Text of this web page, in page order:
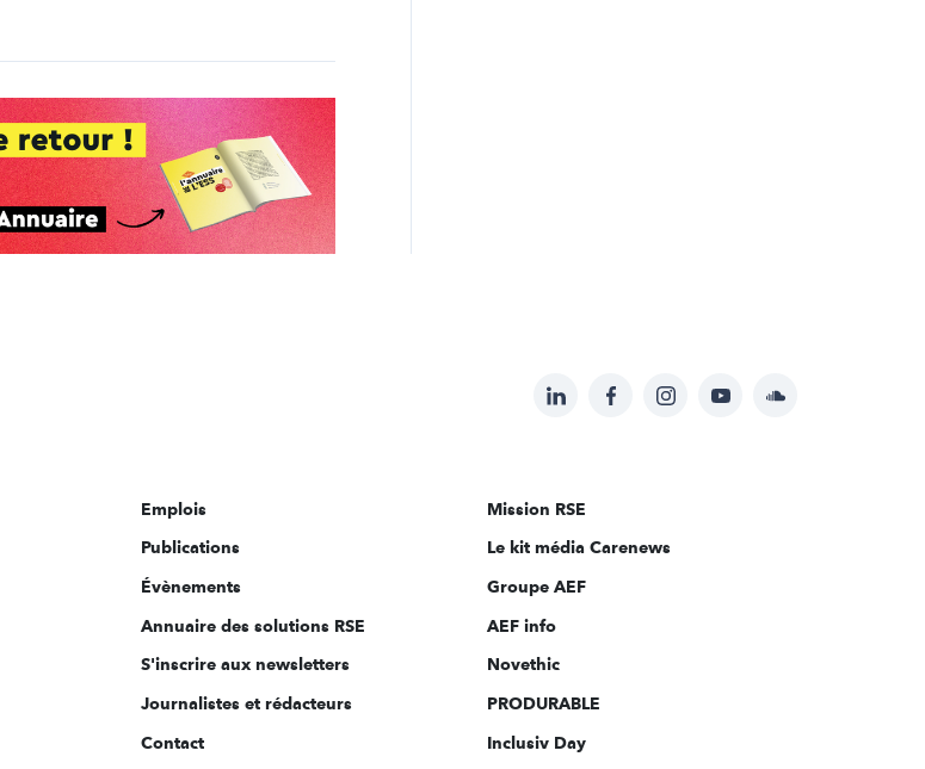
Suivez-
sur:
LinkedInFacebookInstagramYouTubeSoundcloud
Emplois
Publications
Évènements
Annuaire des solutions RSE
S'inscrire aux newsletters
Journalistes et rédacteurs
Contact
Mission RSE
Le kit média Carenews
Groupe AEF
AEF info
Novethic
PRODURABLE
Inclusiv Day